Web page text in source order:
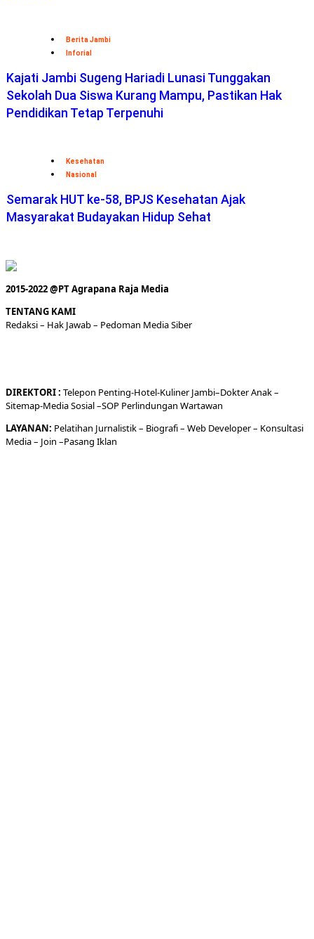
Berita Jambi
Inforial
Kajati Jambi Sugeng Hariadi Lunasi Tunggakan
Sekolah Dua Siswa Kurang Mampu, Pastikan Hak
Pendidikan Tetap Terpenuhi
Kesehatan
Nasional
Semarak HUT ke-58, BPJS Kesehatan Ajak
Masyarakat Budayakan Hidup Sehat
2015-2022 @PT Agrapana Raja Media
TENTANG KAMI
Redaksi– Hak Jawab – Pedoman Media Siber
DIREKTORI: Telepon Penting-Hotel-KulinerJambi–DokterAnak –
Sitemap-Media Sosial –SOP Perlindungan Wartawan
LAYANAN: Pelatihan Jurnalistik – Biografi– Web Developer– Konsultasi
Media– Join –Pasang Iklan